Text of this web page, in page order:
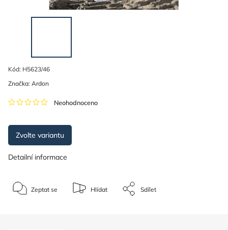
Kód: H5623/46
Neohodnoceno
Značka: Ardon
Zvolte variantu
Detailní informace
Zeptat se Hlídat Sdílet